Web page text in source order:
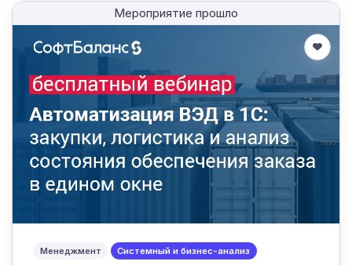
Мероприятие прошло
Менеджмент Системный и бизнес-анализ